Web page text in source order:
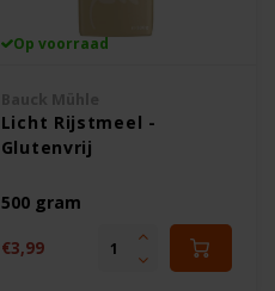
Op voorraad
Licht Rijstmeel -
Glutenvrij
500 gram
€3,99